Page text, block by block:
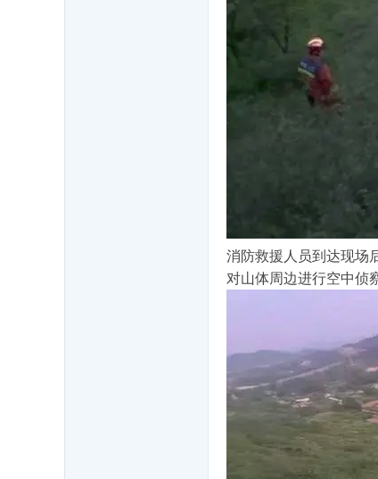
消防救援人员到达现场
对山体周边进行空中侦